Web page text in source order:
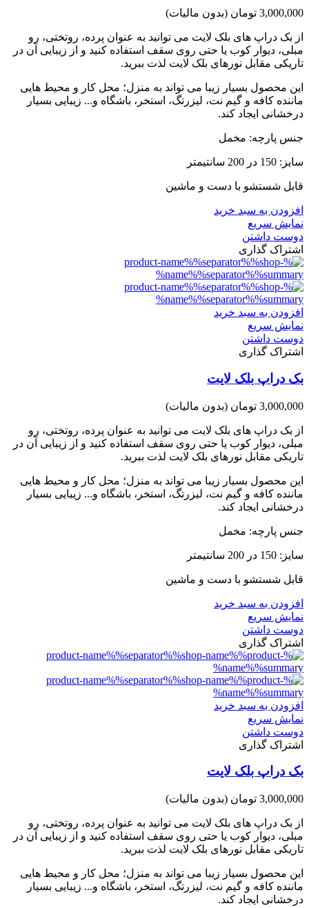
3,000,000 تومان (بدون مالیات)
از بک دراپ های بلک لایت می توانید به عنوان پرده، روتختی، رو
مبلی، دیوار کوب یا حتی روی سقف استفاده کنید و از زیبایی آن در
تاریکی مقابل نورهای بلک لایت لذت ببرید.
این محصول بسیار زیبا می تواند به منزل؛ محل کار و محیط هایی
ماننده کافه و گیم نت، لیزرتگ، استخر، باشگاه و... زیبایی بسیار
درخشانی ایجاد کند.
جنس پارچه: مخمل
سایز: 150 در 200 سانتیمتر
قابل شستشو با دست و ماشین
افزودن به سبد خرید
نمایش سریع
دوست داشتن
اشتراک گذاری
افزودن به سبد خرید
نمایش سریع
دوست داشتن
اشتراک گذاری
بک دراپ بلک لایت
3,000,000 تومان (بدون مالیات)
از بک دراپ های بلک لایت می توانید به عنوان پرده، روتختی، رو
مبلی، دیوار کوب یا حتی روی سقف استفاده کنید و از زیبایی آن در
تاریکی مقابل نورهای بلک لایت لذت ببرید.
این محصول بسیار زیبا می تواند به منزل؛ محل کار و محیط هایی
ماننده کافه و گیم نت، لیزرتگ، استخر، باشگاه و... زیبایی بسیار
درخشانی ایجاد کند.
جنس پارچه: مخمل
سایز: 150 در 200 سانتیمتر
قابل شستشو با دست و ماشین
افزودن به سبد خرید
نمایش سریع
دوست داشتن
اشتراک گذاری
افزودن به سبد خرید
نمایش سریع
دوست داشتن
اشتراک گذاری
بک دراپ بلک لایت
3,000,000 تومان (بدون مالیات)
از بک دراپ های بلک لایت می توانید به عنوان پرده، روتختی، رو
مبلی، دیوار کوب یا حتی روی سقف استفاده کنید و از زیبایی آن در
تاریکی مقابل نورهای بلک لایت لذت ببرید.
این محصول بسیار زیبا می تواند به منزل؛ محل کار و محیط هایی
ماننده کافه و گیم نت، لیزرتگ، استخر، باشگاه و... زیبایی بسیار
درخشانی ایجاد کند.